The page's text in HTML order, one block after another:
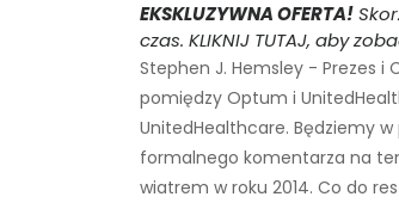
EKSKLUZYWNA OFERTA!
czas. KLIKNIJ TUTAJ, aby
Stephen J. Hemsley - Prezes i
pomiędzy Optum i
UnitedHealthcare. Będziemy
formalnego komentarza na
wiatrem w roku 2014. Co do